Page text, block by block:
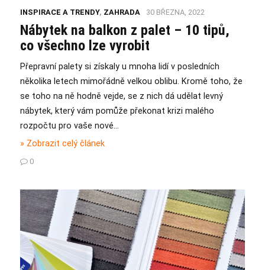
INSPIRACE A TRENDY, ZAHRADA 30 BŘEZNA, 2022
Nábytek na balkon z palet – 10 tipů,
co všechno lze vyrobit
Přepravní palety si získaly u mnoha lidí v posledních
několika letech mimořádně velkou oblibu. Kromě toho, že
se toho na ně hodně vejde, se z nich dá udělat levný
nábytek, který vám pomůže překonat krizi malého
rozpočtu pro vaše nové…
» Zobrazit celý článek
0